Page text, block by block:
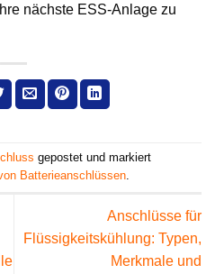
nächste ESS-Anlage zu
gepostet und markiert
Batterieanschlüssen.
Anschlüsse für
Flüssigkeitskühlung: Typen,
Merkmale und